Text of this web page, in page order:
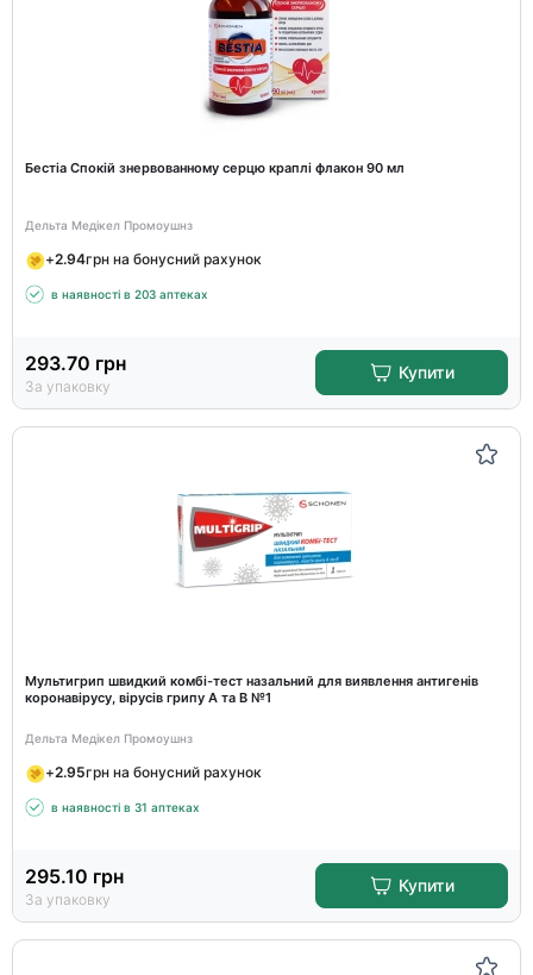
Бестіа Спокій знервованному серцю краплі флакон 90 мл
Дельта Медікел Промоушнз
+2.94грн на бонусний рахунок
в наявності в 203 аптеках
293.70 грн
За упаковку
Купити
Мультигрип швидкий комбі-тест назальний для виявлення антигенів
коронавірусу, вірусів грипу A та B №1
Дельта Медікел Промоушнз
+2.95грн на бонусний рахунок
в наявності в 31 аптеках
295.10 грн
За упаковку
Купити